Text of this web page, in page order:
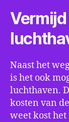
Naast het
is het ook
luchthaven.
kosten van
weet kost